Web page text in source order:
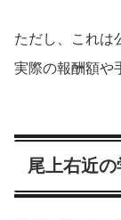
ただし、これは
実際の報酬額や
尾上右近